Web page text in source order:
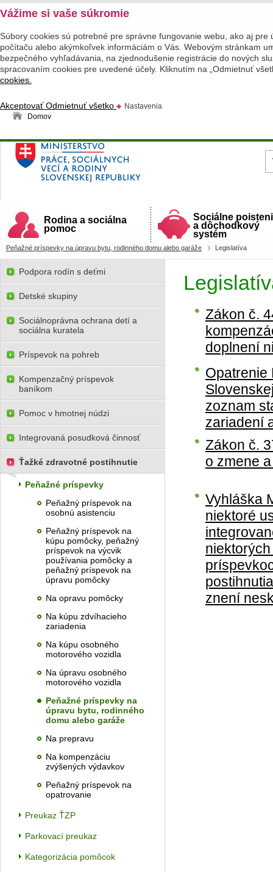
Vážime si vaše súkromie
Súbory cookies sú potrebné pre správne fungovanie webu, ako aj
počítaču alebo akýmkoľvek informáciám o Vás. Webovým stránkam
bezpečného vyhľadávania, na zjednodušenie registrácie do nových
spracovaním cookies pre uvedené účely. Kliknutím na „Odmietnuť
cookies.
AkceptovaťOdmietnuť všetko
Nastavenia
Domov
Ministerstvo práce, sociálnych vecí a rodiny
Slovenskej republiky
Rodina a sociálna
pomoc
Sociálne
a dôchodkový
systém
Peňažné príspevky na úpravu bytu, rodinného domu alebo garáže Legislatíva
Zákon č.
doplnení
Opatrenie
zoznam
zariadení
Zákon č.
o zmene
Vyhláška
niektoré
znení
Podpora rodín s deťmi
Detské skupiny
Sociálnoprávna ochrana detí a
sociálna kuratela
Príspevok na pohreb
Kompenzačný príspevok
baníkom
Pomoc v hmotnej núdzi
Integrovaná posudková činnosť
Ťažké zdravotné postihnutie
Peňažné príspevky
Peňažný príspevok na
osobnú asistenciu
Peňažný príspevok na
kúpu pomôcky, peňažný
príspevok na výcvik
používania pomôcky a
peňažný príspevok na
úpravu pomôcky
Na opravu pomôcky
Na kúpu zdvíhacieho
zariadenia
Na kúpu osobného
motorového vozidla
Na úpravu osobného
motorového vozidla
Peňažné príspevky na
úpravu bytu, rodinného
domu alebo garáže
Na prepravu
Na kompenzáciu
zvýšených výdavkov
Peňažný príspevok na
opatrovanie
Preukaz ŤZP
Parkovací preukaz
Kategorizácia pomôcok